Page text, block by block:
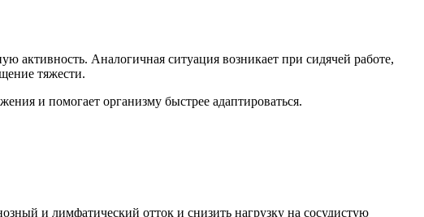
активность. Аналогичная ситуация возникает при сидячей работе,
тяжести.
и помогает организму быстрее адаптироваться.
и лимфатический отток и снизить нагрузку на сосудистую